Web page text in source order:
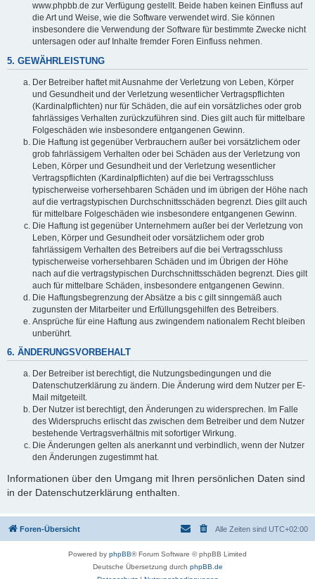
www.phpbb.de zur Verfügung gestellt. Beide haben keinen Einfluss auf
die Art und Weise, wie die Software verwendet wird. Sie können
insbesondere die Verwendung der Software für bestimmte Zwecke nicht
untersagen oder auf Inhalte fremder Foren Einfluss nehmen.
5. GEWÄHRLEISTUNG
Der Betreiber haftet mit Ausnahme der Verletzung von Leben, Körper
und Gesundheit und der Verletzung wesentlicher Vertragspflichten
(Kardinalpflichten) nur für Schäden, die auf ein vorsätzliches oder grob
fahrlässiges Verhalten zurückzuführen sind. Dies gilt auch für mittelbare
Folgeschäden wie insbesondere entgangenen Gewinn.
Die Haftung ist gegenüber Verbrauchern außer bei vorsätzlichem oder
grob fahrlässigem Verhalten oder bei Schäden aus der Verletzung von
Leben, Körper und Gesundheit und der Verletzung wesentlicher
Vertragspflichten (Kardinalpflichten) auf die bei Vertragsschluss
typischerweise vorhersehbaren Schäden und im übrigen der Höhe nach
auf die vertragstypischen Durchschnittsschäden begrenzt. Dies gilt auch
für mittelbare Folgeschäden wie insbesondere entgangenen Gewinn.
Die Haftung ist gegenüber Unternehmern außer bei der Verletzung von
Leben, Körper und Gesundheit oder vorsätzlichem oder grob
fahrlässigem Verhalten des Betreibers auf die bei Vertragsschluss
typischerweise vorhersehbaren Schäden und im Übrigen der Höhe
nach auf die vertragstypischen Durchschnittsschäden begrenzt. Dies gilt
auch für mittelbare Schäden, insbesondere entgangenen Gewinn.
Die Haftungsbegrenzung der Absätze a bis c gilt sinngemäß auch
zugunsten der Mitarbeiter und Erfüllungsgehilfen des Betreibers.
Ansprüche für eine Haftung aus zwingendem nationalem Recht bleiben
unberührt.
6. ÄNDERUNGSVORBEHALT
Der Betreiber ist berechtigt, die Nutzungsbedingungen und die
Datenschutzerklärung zu ändern. Die Änderung wird dem Nutzer per E-
Mail mitgeteilt.
Der Nutzer ist berechtigt, den Änderungen zu widersprechen. Im Falle
des Widerspruchs erlischt das zwischen dem Betreiber und dem Nutzer
bestehende Vertragsverhältnis mit sofortiger Wirkung.
Die Änderungen gelten als anerkannt und verbindlich, wenn der Nutzer
den Änderungen zugestimmt hat.
Informationen über den Umgang mit Ihren persönlichen Daten sind
in der Datenschutzerklärung enthalten.
Foren-Übersicht Alle Zeiten sind UTC+02:00
Powered by phpBB® Forum Software © phpBB Limited
Deutsche Übersetzung durch phpBB.de